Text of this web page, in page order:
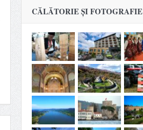
CĂLĂTORIE ȘI FOTOGRAFIE